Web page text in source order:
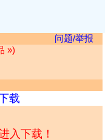
问题/举报
»)
载
入下载！